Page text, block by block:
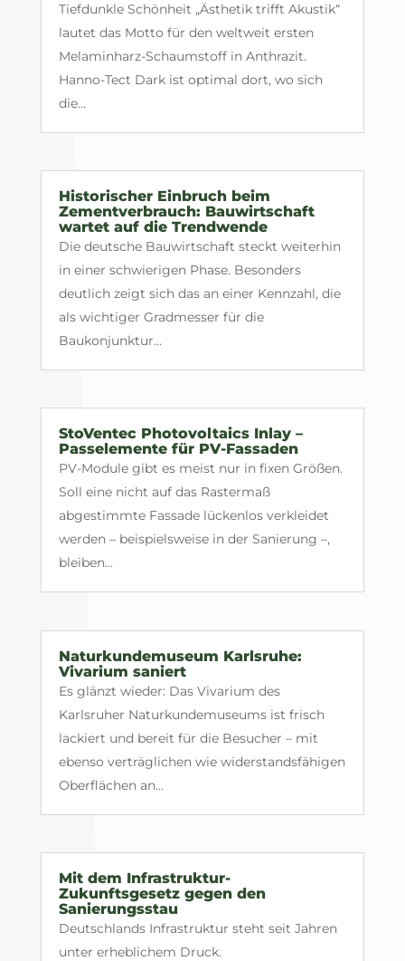
Tiefdunkle Schönheit „Ästhetik trifft Akustik“
lautet das Motto für den weltweit ersten
Melaminharz-Schaumstoff in Anthrazit.
Hanno-Tect Dark ist optimal dort, wo sich
die...
Historischer Einbruch beim
Zementverbrauch: Bauwirtschaft
wartet auf die Trendwende
Die deutsche Bauwirtschaft steckt weiterhin
in einer schwierigen Phase. Besonders
deutlich zeigt sich das an einer Kennzahl, die
als wichtiger Gradmesser für die
Baukonjunktur...
StoVentec Photovoltaics Inlay –
Passelemente für PV-Fassaden
PV-Module gibt es meist nur in fixen Größen.
Soll eine nicht auf das Rastermaß
abgestimmte Fassade lückenlos verkleidet
werden – beispielsweise in der Sanierung –,
bleiben...
Naturkundemuseum Karlsruhe:
Vivarium saniert
Es glänzt wieder: Das Vivarium des
Karlsruher Naturkundemuseums ist frisch
lackiert und bereit für die Besucher – mit
ebenso verträglichen wie widerstandsfähigen
Oberflächen an...
Mit dem Infrastruktur-
Zukunftsgesetz gegen den
Sanierungsstau
Deutschlands Infrastruktur steht seit Jahren
unter erheblichem Druck.